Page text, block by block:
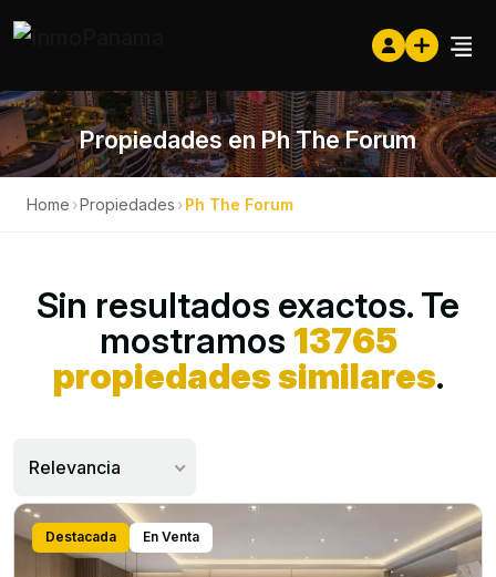
Propiedades en Ph The Forum
Home ›Propiedades ›Ph The Forum
Sin resultados exactos. Te
mostramos 13765
propiedades similares.
Relevancia
Destacada En Venta